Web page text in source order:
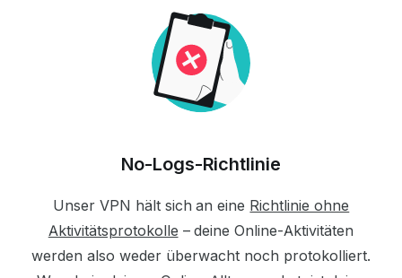
No-Logs-Richtlinie
Unser VPN hält sich an eine Richtlinie ohne
Aktivitätsprotokolle – deine Online-Aktivitäten
werden also weder überwacht noch protokolliert.